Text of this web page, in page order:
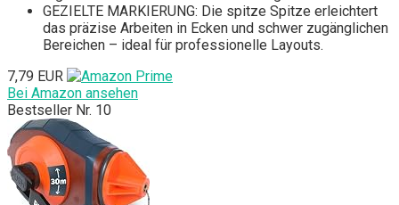
GEZIELTE MARKIERUNG: Die spitze Spitze erleichtert
das präzise Arbeiten in Ecken und schwer zugänglichen
Bereichen – ideal für professionelle Layouts.
7,79 EUR
Bei Amazon ansehen
Bestseller Nr. 10